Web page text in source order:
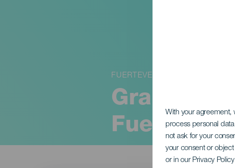
With your agreement,
process personal
not ask for your
your consent or
or in our Privacy
Gran circo
FUERTEVENTURA